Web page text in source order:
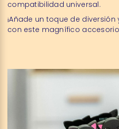
compatibilidad universal.
¡Añade un toque de
con este magnífico